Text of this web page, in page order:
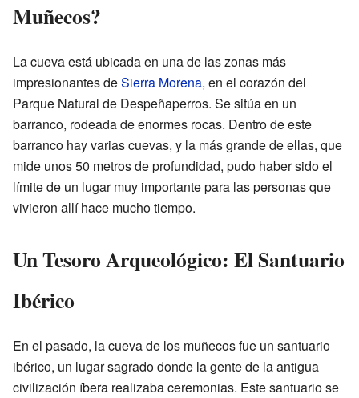
Muñecos?
La cueva está ubicada en una de las zonas más
impresionantes deSierra Morena, en el corazón del
Parque Natural de Despeñaperros. Se sitúa en un
barranco, rodeada de enormes rocas. Dentro de este
barranco hay varias cuevas, y la más grande de ellas, que
mide unos 50 metros de profundidad, pudo haber sido el
límite de un lugar muy importante para las personas que
vivieron allí hace mucho tiempo.
Un Tesoro Arqueológico: El Santuario
Ibérico
En el pasado, la cueva de los muñecos fue un santuario
ibérico, un lugar sagrado donde la gente de la antigua
civilización íbera realizaba ceremonias. Este santuario se